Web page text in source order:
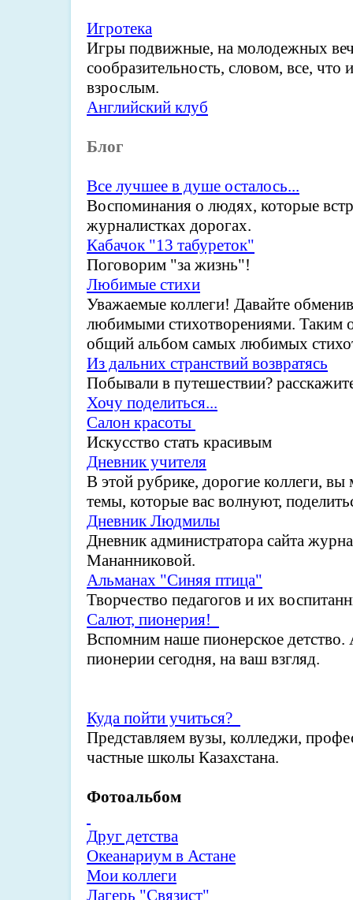
Игротека
Игры подвижные, на молодежных
сообразительность, словом, все, что
взрослым.
Английский клуб
Блог
Все лучшее в душе осталось...
Воспоминания о людях, которые
журналистках дорогах.
Кабачок "13 табуреток"
Поговорим "за жизнь"!
Любимые стихи
Уважаемые коллеги! Давайте
любимыми стихотворениями. Таким
общий альбом самых любимых
Из дальних странствий возвратясь
Побывали в путешествии?
Хочу поделиться...
Салон красоты
Искусство стать красивым
Дневник учителя
В этой рубрике, дорогие коллеги, вы
темы, которые вас волнуют,
Дневник Людмилы
Дневник администратора сайта
Мананниковой.
Альманах "Синяя птица"
Творчество педагогов и их
Салют, пионерия!
Вспомним наше пионерское детство.
пионерии сегодня, на ваш взгляд.
Куда пойти учиться?
Представляем вузы, колледжи,
частные школы Казахстана.
Фотоальбом
Друг детства
Океанариум в Астане
Мои коллеги
Лагерь "Связист"